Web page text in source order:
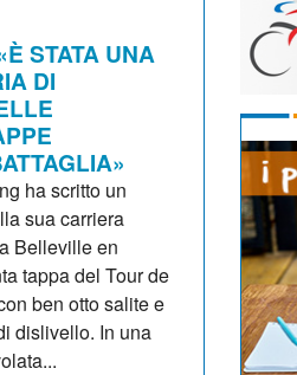
STATA UNA
DI
ha scritto un
sua carriera
Belleville en
tappa del Tour de
ben otto salite e
dislivello. In una